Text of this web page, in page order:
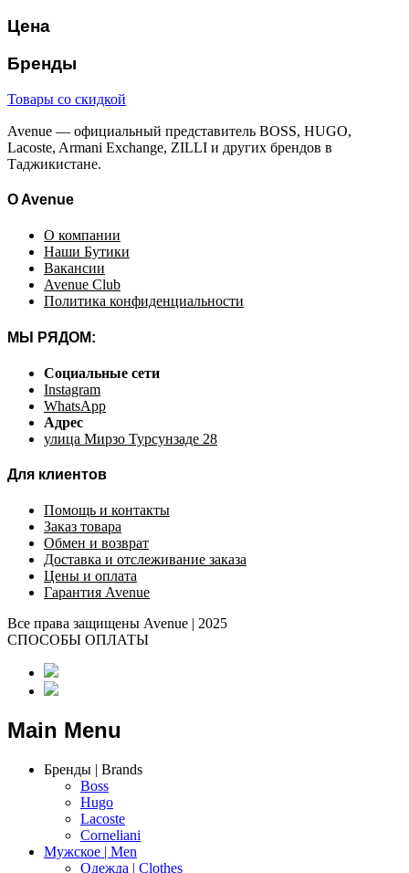
Цена
Бренды
Товары со скидкой
Avenue — официальный представитель BOSS, HUGO,
Lacoste, Armani Exchange, ZILLI и других брендов в
Таджикистане.
O Avenue
О компании
Наши Бутики
Вакансии
Avenue Club
Политика конфиденциальности
МЫ РЯДОМ:
Социальные сети
Instagram
WhatsApp
Адрес
улица Мирзо Турсунзаде 28
Для клиентов
Помощь и контакты
Заказ товара
Обмен и возврат
Доставка и отслеживание заказа
Цены и оплата
Гарантия Avenue
Все права защищены Avenue | 2025
СПОСОБЫ ОПЛАТЫ
Main Menu
Бренды | Brands
Boss
Hugo
Lacoste
Corneliani
Мужское | Men
Одежда | Clothes